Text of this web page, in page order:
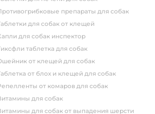
противогрибковые препараты для собак
таблетки для собак от клещей
капли для собак инспектор
тиксфли таблетка для собак
ошейник от клещей для собак
таблетка от блох и клещей для собак
репелленты от комаров для собак
витамины для собак
витамины для собак от выпадения шерсти